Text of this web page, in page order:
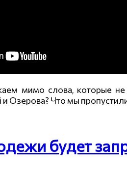
мимо слова, которые
Озерова? Что мы
будет